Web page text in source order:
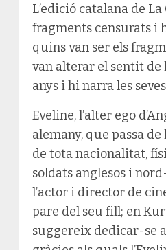
L’edició catalana de
fragments censurats i
quins van ser els
van alterar el sentit de
anys i hi narra les
Eveline, l’alter ego
alemany, que passa
de tota nacionalitat,
soldats anglesos i
l’actor i director de
pare del seu fill; en
suggereix dedicar-se